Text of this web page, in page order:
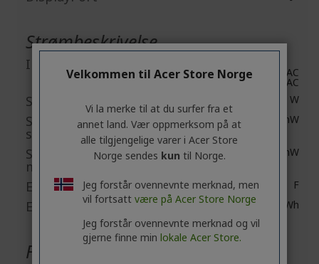
Strømbeskrivelse
Inngangsspenning 120 V AC
230 V AC
Strømforbruk ved bruk 16,17 W
Strømforbruk ved
standby
420 mW
Strømforbruk i Av-
modus
370 mW
Energieffektivitetsklasse F
Energiforbruk per år 24 kWh
Fysiske egenskaper
Velkommen til Acer Store Norge
Vi la merke til at du surfer fra et
annet land. Vær oppmerksom på at
alle tilgjengelige varer i Acer Store
Norge sendes kun til Norge.
Jeg forstår ovennevnte merknad, men
vil fortsatt være på Acer Store Norge
Jeg forstår ovennevnte merknad og vil
gjerne finne min lokale Acer Store.